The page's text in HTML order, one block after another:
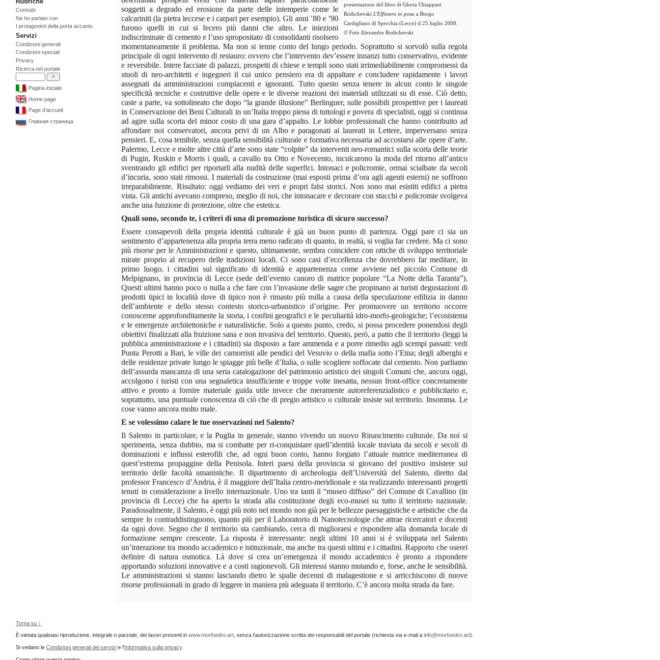
Connubi
Ne ho parlato con
I protagonisti della porta accanto
Servizi
Condizioni generali
Condizioni speciali
Privacy
Ricerca nel portale
Pagina iniziale
Home page
Page d’accueil
Главная страница
presentazione del libro di Gloria Chiappani
Rodichevski L'Effimero in posa a Borgo
Cardigliano di Specchia (Lecce) il 25 luglio 2008.
© Foto Alexandre Rodichevski
soggetti a degrado ed erosione da parte delle intemperie come le
calcariniti (la pietra leccese e i carpari per esempio). Gli anni ’80 e ’90
furono quelli in cui si fecero più danni che altro. Le iniezioni
indiscriminate di cemento e l’uso spropositato di consolidanti risolsero
momentaneamente il problema. Ma non si tenne conto del lungo periodo. Soprattutto si sorvolò sulla regola
principale di ogni intervento di restauro: ovvero che l’intervento dev’essere innanzi tutto conservativo, evidente
e reversibile. Intere facciate di palazzi, prospetti di chiese e templi sono stati irrimediabilmente compromessi da
stuoli di neo-architetti e ingegneri il cui unico pensiero era di appaltare e concludere rapidamente i lavori
assegnati da amministrazioni compiacenti e ignoranti. Tutto questo senza tenere in alcun conto le singole
specificità tecniche e costruttive delle opere e le diverse reazioni dei materiali utilizzati su di esse. Ciò detto,
caste a parte, va sottolineato che dopo “la grande illusione” Berlinguer, sulle possibili prospettive per i laureati
in Conservazione dei Beni Culturali in un’Italia troppo piena di tuttologi e povera di specialisti, oggi si continua
ad agire sulla scorta del minor costo di una gara d’appalto. Le lobbie professionali che hanno contribuito ad
affondare noi conservatori, ancora privi di un Albo e paragonati ai laureati in Lettere, imperversano senza
pensieri. E, cosa temibile, senza quella sensibilità culturale e formativa necessaria ad accostarsi alle opere d’arte.
Palermo, Lecce e molte altre città d’arte sono state “colpite” da interventi neo-romantici sulla scorta delle teorie
di Pugin, Ruskin e Morris i quali, a cavallo tra Otto e Novecento, inculcarono la moda del ritorno all’antico
sventrando gli edifici per riportarli alla nudità delle superfici. Intonaci e policromie, ormai scialbate da secoli
d’incuria, sono stati rimossi. I materiali da costruzione (mai esposti prima d’ora agli agenti esterni) ne soffrono
irreparabilmente. Risultato: oggi vediamo dei veri e propri falsi storici. Non sono mai esistiti edifici a pietra
vista. Gli antichi avevano compreso, meglio di noi, che intonacare e decorare con stucchi e policromie svolgeva
anche una funzione di protezione, oltre che estetica.
Quali sono, secondo te, i criteri di una di promozione turistica di sicuro successo?
Essere consapevoli della propria identità culturale è già un buon punto di partenza. Oggi pare ci sia un
sentimento d’appartenenza alla propria terra meno radicato di quanto, in realtà, si voglia far credere. Ma ci sono
più risorse per le Amministrazioni e questo, ultimamente, sembra coincidere con ottiche di sviluppo territoriale
mirate proprio al recupero delle tradizioni locali. Ci sono casi d’eccellenza che dovrebbero far meditare, in
primo luogo, i cittadini sul significato di identità e appartenenza come avviene nel piccolo Comune di
Melpignano, in provincia di Lecce (sede dell’evento canoro di matrice popolare “La Notte della Taranta”).
Questi ultimi hanno poco o nulla a che fare con l’invasione delle sagre che propinano ai turisti degustazioni di
prodotti tipici in località dove di tipico non è rimasto più nulla a causa della speculazione edilizia in danno
dell’ambiente e dello stesso contesto storico-urbanistico d’origine. Per promuovere un territorio occorre
conoscerne approfonditamente la storia, i confini geografici e le peculiarità idro-morfo-geologiche; l’ecosistema
e le emergenze architettoniche e naturalistiche. Solo a questo punto, credo, si possa procedere ponendosi degli
obiettivi finalizzati alla fruizione sana e non invasiva del territorio. Questo, però, a patto che il territorio (leggi la
pubblica amministrazione e i cittadini) sia disposto a fare ammenda e a porre rimedio agli scempi passati: vedi
Punta Perotti a Bari, le ville dei camorristi alle pendici del Vesuvio o della mafia sotto l’Etna; degli alberghi e
delle residenze private lungo le spiagge più belle d’Italia, o sulle scogliere soffocate dal cemento. Non parliamo
dell’assurda mancanza di una seria catalogazione del patrimonio artistico dei singoli Comuni che, ancora oggi,
accolgono i turisti con una segnaletica insufficiente e troppe volte inesatta, nessun front-office concretamente
attivo e pronto a fornire materiale guida utile invece che meramente autoreferenzialistico e pubblicitario e,
soprattutto, una puntuale conoscenza di ciò che di pregio artistico o culturale insiste sul territorio. Insomma. Le
cose vanno ancora molto male.
E se volessimo calare le tue osservazioni nel Salento?
Il Salento in particolare, e la Puglia in generale, stanno vivendo un nuovo Rinascimento culturale. Da noi si
sperimenta, senza dubbio, ma si combatte per ri-conquistare quell’identità locale traviata da secoli e secoli di
dominazioni e influssi esterofili che, ad ogni buon conto, hanno forgiato l’attuale matrice mediterranea di
quest’estrema propaggine della Penisola. Interi paesi della provincia si giovano del positivo insistere sul
territorio delle facoltà umanistiche. Il dipartimento di archeologia dell’Università del Salento, diretto dal
professor Francesco d’Andria, è il maggiore dell’Italia centro-meridionale e sta realizzando interessanti progetti
tenuti in considerazione a livello internazionale. Uno tra tanti il “museo diffuso” del Comune di Cavallino (in
provincia di Lecce) che ha aperto la strada alla costituzione degli eco-musei su tutto il territorio nazionale.
Paradossalmente, il Salento, è oggi più noto nel mondo non già per le bellezze paesaggistiche e artistiche che da
sempre lo contraddistinguono, quanto più per il Laboratorio di Nanotecnologie che attrae ricercatori e docenti
da ogni dove. Segno che il territorio sta cambiando, cerca di migliorarsi e rispondere alla domanda locale di
formazione sempre crescente. La risposta è interessante: negli ultimi 10 anni si è sviluppata nel Salento
un’interazione tra mondo accademico e istituzionale, ma anche tra questi ultimi e i cittadini. Rapporto che oserei
definire di natura osmotica. Là dove si crea un’emergenza il mondo accademico è pronto a rispondere
apportando soluzioni innovative e a costi ragionevoli. Gli interessi stanno mutando e, forse, anche le sensibilità.
Le amministrazioni si stanno lasciando dietro le spalle decenni di malagestione e si arricchiscono di nuove
risorse professionali in grado di leggere in maniera più adeguata il territorio. C’è ancora molta strada da fare.
Torna su ↑
È vietata qualsiasi riproduzione, integrale o parziale, dei lavori presenti in www.morfoedro.art , senza l'autorizzazione scritta dei responsabili del portale (richiesta via e-mail a info@morfoedro.art).
Si vedano le Condizioni generali dei servizi e l'Informativa sulla privacy.